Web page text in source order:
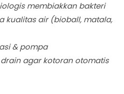
membiakkan bakteri
kualitas air (bioball, matala,
& pompa
agar kotoran otomatis